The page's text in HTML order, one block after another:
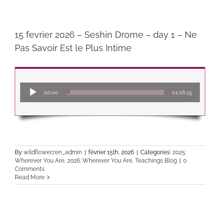
15 fevrier 2026 – Seshin Drome – day 1 – Ne
Pas Savoir Est le Plus Intime
audio
00:00 01:06:15
By wildflowerzen_admin février 15th, 2026 Categories: 2025:
Wherever You Are, 2026: Wherever You Are, Teachings Blog
0
Comments
Read More